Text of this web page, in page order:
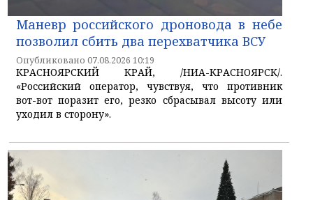
Маневр российского дроновода в небе
позволил сбить два перехватчика ВСУ
Опубликовано 07.08.2026 10:19
КРАСНОЯРСКИЙ КРАЙ, /НИА-КРАСНОЯРСК/.
«Российский оператор, чувствуя, что противник
вот-вот поразит его, резко сбрасывал высоту или
уходил в сторону».